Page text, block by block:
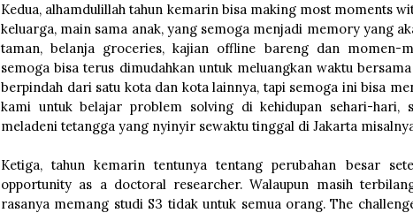
Kedua, alhamdulillah tahun kemarin bisa making most moments
keluarga, main sama anak, yang semoga menjadi memory yang
taman, belanja groceries, kajian offline bareng dan momen-
semoga bisa terus dimudahkan untuk meluangkan waktu
berpindah dari satu kota dan kota lainnya, tapi semoga ini bisa
kami untuk belajar problem solving di kehidupan sehari-hari,
meladeni tetangga yang nyinyir sewaktu tinggal di Jakarta
Ketiga, tahun kemarin tentunya tentang perubahan besar
opportunity as a doctoral researcher. Walaupun masih
rasanya memang studi S3 tidak untuk semua orang. The